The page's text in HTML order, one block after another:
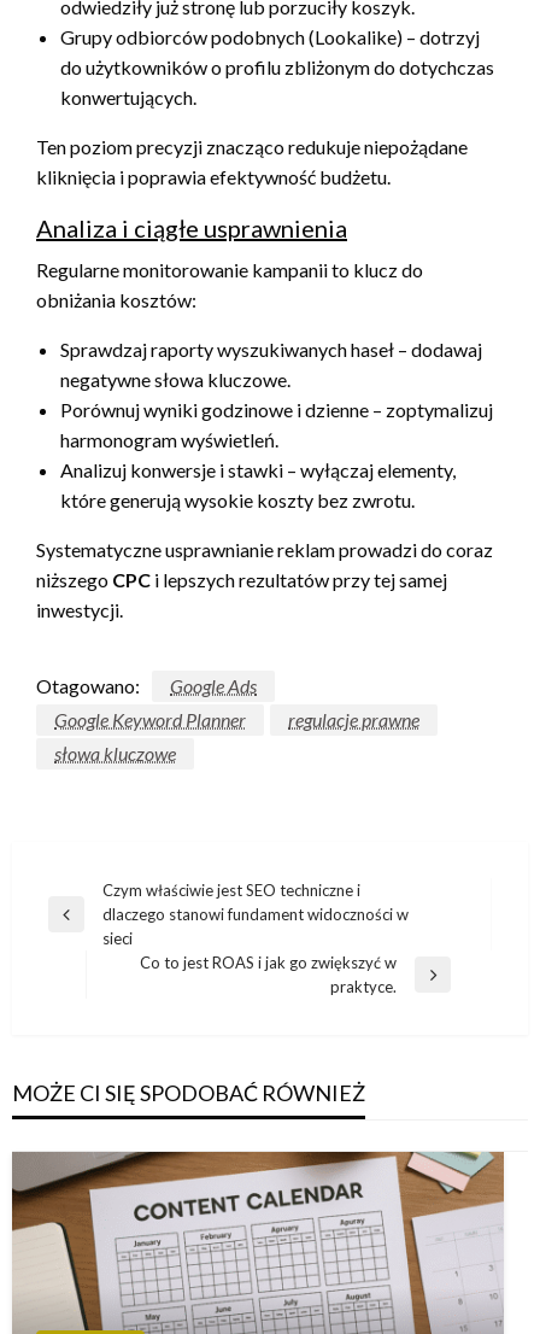
odwiedziły już stronę lub porzuciły koszyk.
Grupy odbiorców podobnych (Lookalike) – dotrzyj
do użytkowników o profilu zbliżonym do dotychczas
konwertujących.
Ten poziom precyzji znacząco redukuje niepożądane
kliknięcia i poprawia efektywność budżetu.
Analiza i ciągłe usprawnienia
Regularne monitorowanie kampanii to klucz do
obniżania kosztów:
Sprawdzaj raporty wyszukiwanych haseł – dodawaj
negatywne słowa kluczowe.
Porównuj wyniki godzinowe i dzienne – zoptymalizuj
harmonogram wyświetleń.
Analizuj konwersje i stawki – wyłączaj elementy,
które generują wysokie koszty bez zwrotu.
Systematyczne usprawnianie reklam prowadzi do coraz
niższego CPC i lepszych rezultatów przy tej samej
inwestycji.
Otagowano:
Google Ads
Google Keyword Planner
regulacje prawne
słowa kluczowe
Nawigacja
wpisu
Poprzedni
Czym właściwie jest SEO techniczne i
dlaczego stanowi fundament widoczności w
sieci
Co to jest ROAS i jak go zwiększyć w
praktyce.
MOŻE CI SIĘ SPODOBAĆ RÓWNIEŻ